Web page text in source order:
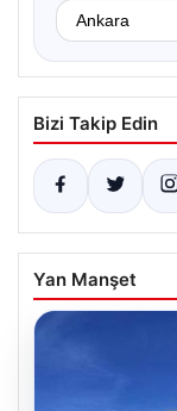
Bizi Takip Edin
Yan Manşet